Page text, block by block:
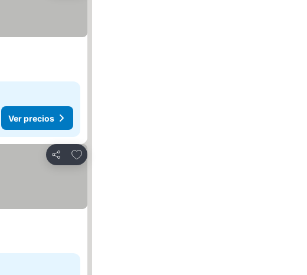
Ver precios
Compartir
Agregar a favoritos